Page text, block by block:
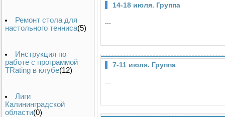
Ремонт стола для
настольного тенниса(5)
Инструкция по
работе с программой
TRating в клубе(12)
Лиги
Калининградской
области(0)
14-18 июля. Группа
7-11 июля. Группа